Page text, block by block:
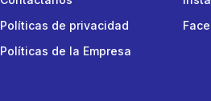
Políticas de privacidad
Políticas de la Empresa